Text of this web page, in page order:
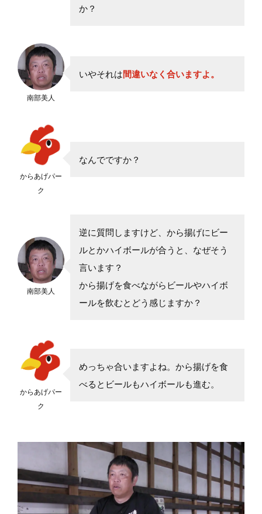
か？
南部美人
いやそれは間違いなく合いますよ。
からあげパー
ク
なんでですか？
南部美人
逆に質問しますけど、から揚げにビー
ルとかハイボールが合うと、なぜそう
言います？
から揚げを食べながらビールやハイボ
ールを飲むとどう感じますか？
からあげパー
ク
めっちゃ合いますよね。から揚げを食
べるとビールもハイボールも進む。